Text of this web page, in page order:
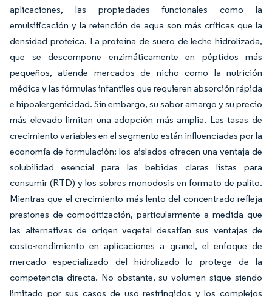
aplicaciones, las propiedades funcionales como la
emulsificación y la retención de agua son más críticas que la
densidad proteica. La proteína de suero de leche hidrolizada,
que se descompone enzimáticamente en péptidos más
pequeños, atiende mercados de nicho como la nutrición
médica y las fórmulas infantiles que requieren absorción rápida
e hipoalergenicidad. Sin embargo, su sabor amargo y su precio
más elevado limitan una adopción más amplia. Las tasas de
crecimiento variables en el segmento están influenciadas por la
economía de formulación: los aislados ofrecen una ventaja de
solubilidad esencial para las bebidas claras listas para
consumir (RTD) y los sobres monodosis en formato de palito.
Mientras que el crecimiento más lento del concentrado refleja
presiones de comoditización, particularmente a medida que
las alternativas de origen vegetal desafían sus ventajas de
costo-rendimiento en aplicaciones a granel, el enfoque de
mercado especializado del hidrolizado lo protege de la
competencia directa. No obstante, su volumen sigue siendo
limitado por sus casos de uso restringidos y los complejos